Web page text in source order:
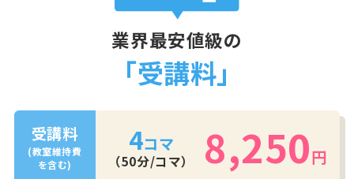
業界最安値級の
「受講料」
受講料
(教室維持費
を含む)
4コマ
（50分/コマ） 8,250円